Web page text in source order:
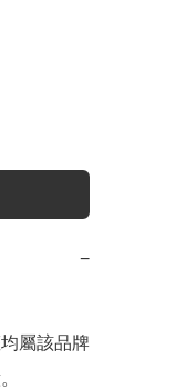
−
屬該品牌